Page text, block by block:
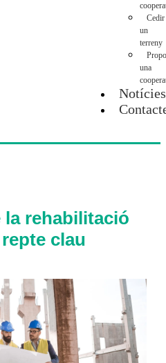
Cedir
un
terreny
una
Notícies
la rehabilitació
clau